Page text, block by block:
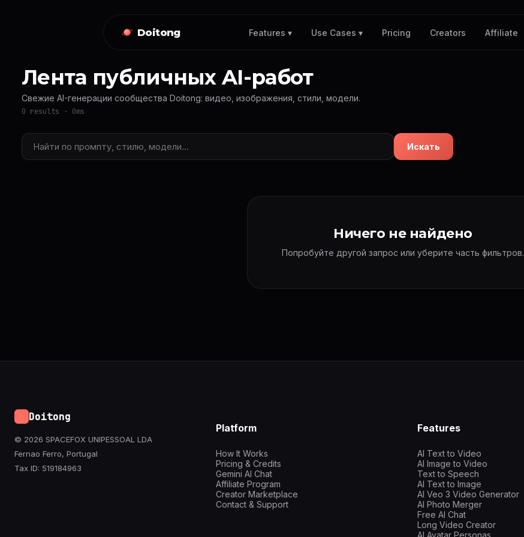
Doitong Features ▾ Use Cases ▾ Pricing Creators Affiliate
Лента публичных AI-работ
Свежие AI-генерации сообщества Doitong: видео, изображения, стили, модели.
0 results · 0ms
Искать
Ничего не найдено
Попробуйте другой запрос или уберите часть фильтров.
Doitong
© 2026 SPACEFOX UNIPESSOAL LDA
Fernao Ferro, Portugal
Tax ID: 519184963
Platform
How It Works
Pricing & Credits
Gemini AI Chat
Affiliate Program
Creator Marketplace
Contact & Support
Features
AI Text to Video
AI Image to Video
Text to Speech
AI Text to Image
AI Veo 3 Video Generator
AI Photo Merger
Free AI Chat
Long Video Creator